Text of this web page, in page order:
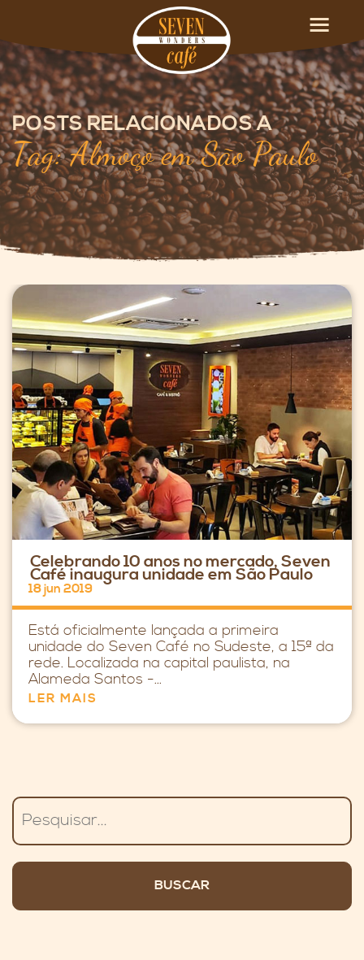
POSTS RELACIONADOS A
Tag: Almoço em São Paulo
Celebrando 10 anos no mercado, Seven
Café inaugura unidade em São Paulo
18 jun 2019
Está oficialmente lançada a primeira
unidade do Seven Café no Sudeste, a 15ª da
rede. Localizada na capital paulista, na
Alameda Santos -...
LER MAIS
Pesquisar